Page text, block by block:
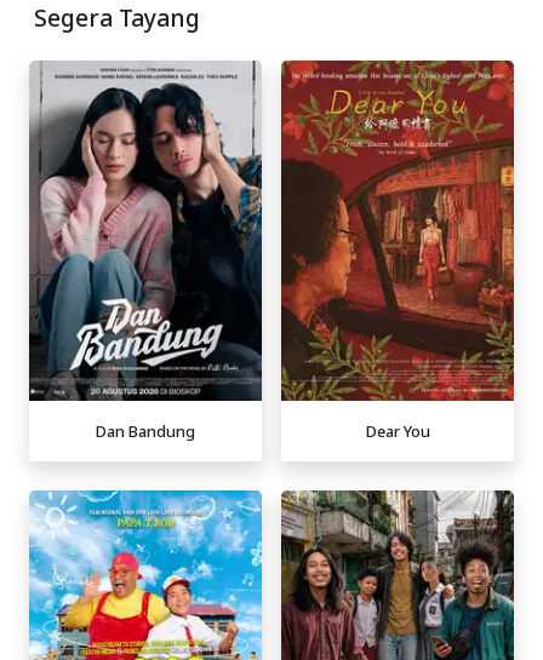
Segera Tayang
Dan Bandung Dear You